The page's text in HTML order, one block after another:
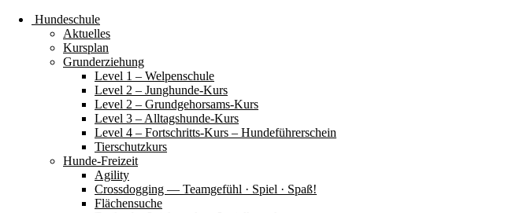
Hundeschule
Aktuelles
Kursplan
Grunderziehung
Level 1 – Welpenschule
Level 2 – Junghunde-Kurs
Level 2 – Grundgehorsams-Kurs
Level 3 – Alltagshunde-Kurs
Level 4 – Fortschritts-Kurs – Hundeführerschein
Tierschutzkurs
Hunde-Freizeit
Agility
Crossdogging — Teamgefühl · Spiel · Spaß!
Flächensuche